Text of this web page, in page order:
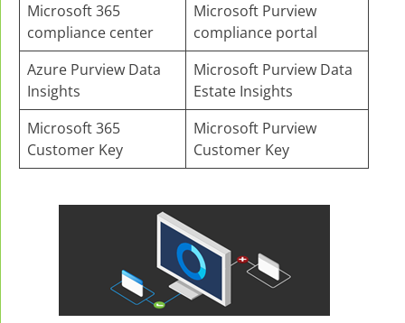
Microsoft 365
compliance center
Microsoft Purview
compliance portal
Azure Purview Data
Insights
Microsoft Purview Data
Estate Insights
Microsoft 365
Customer Key
Microsoft Purview
Customer Key